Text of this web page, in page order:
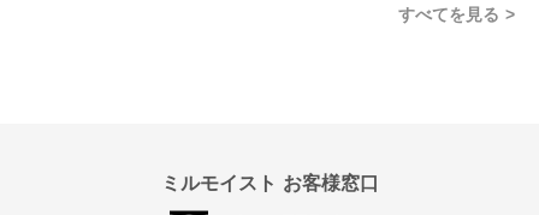
すべてを見る >
ミルモイスト お客様窓口